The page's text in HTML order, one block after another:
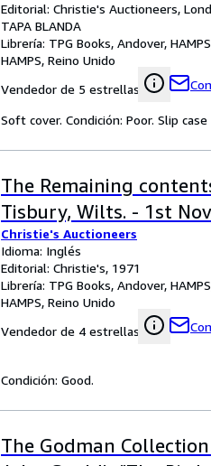
Editorial: Christie's Auctioneers,
TAPA BLANDA
Librería: TPG Books, Andover,
HAMPS, Reino Unido
Vendedor de 5 estrellas
Soft cover. Condición: Poor. Slip
The Remaining
Tisbury, Wilts. - 1st
Christie's Auctioneers
Idioma: Inglés
Editorial: Christie's, 1971
Librería: TPG Books, Andover,
HAMPS, Reino Unido
Vendedor de 4 estrellas
Condición: Good.
The Godman